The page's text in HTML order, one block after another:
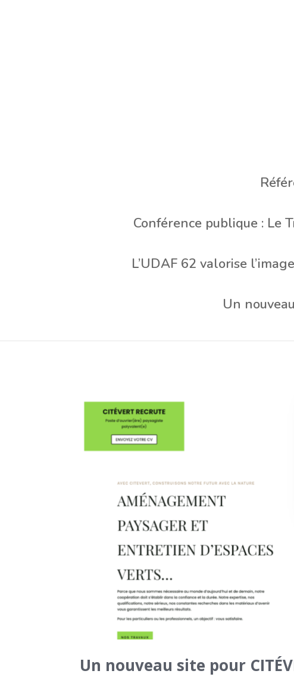
Conférence publique : Le
L’UDAF 62 valorise
Un
Un nouveau site pour